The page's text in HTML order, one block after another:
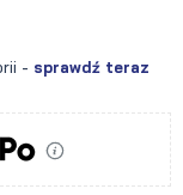
- sprawdź teraz